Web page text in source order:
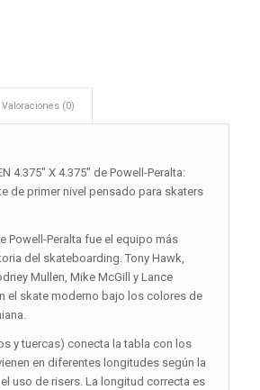
Valoraciones (0)
4.375″ X 4.375″ de Powell-Peralta:
de primer nivel pensado para skaters
Powell-Peralta fue el equipo más
del skateboarding. Tony Hawk,
Mullen, Mike McGill y Lance
el skate moderno bajo los colores de
y tuercas) conecta la tabla con los
en diferentes longitudes según la
uso de risers. La longitud correcta es